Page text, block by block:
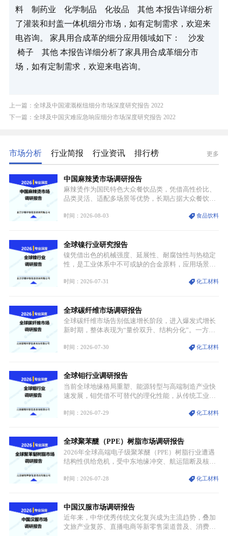
料    制药业    化学制品    化妆品    其他 本报告详细分析
了灌装和封盖一体机细分市场，如有定制需求，欢迎来
电咨询。 家具用合成革的细分应用领域如下：    沙发
椅子    其他 本报告详细分析了家具用合成革细分市
场，如有定制需求，欢迎来电咨询。
上一篇：全球及中国灌溉枢纽细分市场深度研究报告 2022
下一篇：全球及中国灾难应急响应细分市场深度研究报告 2022
市场分析 行业简报 行业资讯 排行榜 更多
中国麻辣烫市场调研报告
麻辣烫作为国民特色大众餐饮品类，凭借高性价比、
品类灵活、适配多场景等优势，长期占据大众餐饮重
型，叠加消费需求升级、线上流量变革、新零售业态
特点，在消费、创业、政策、技术多重驱动下，依旧
具备强劲的发展活力。
时间：2026-08-03 食品饮料
全球镍行业研究报告
镍凭借出色的机械强度、延展性、耐腐蚀性与热稳定
性，是工业体系中不可或缺的合金原料，应用场景横
用价值难以被替代。依托理化优势，镍被全球主要经
型为新能源核心战略矿产，全球产业形成“印尼掌控
资源与产能、中国主导消费与技术、工艺向低碳湿法
迭代、再生镍加速补位”的全新格局。
时间：2026-07-31 化工材料
全球碳纤维市场调研报告
全球碳纤维市场告别低速增长阶段，进入爆发式增长
新时期，整体表现为“量价双升、结构分化”。一方面
持续扩张；另一方面产品、需求、应用场景呈现明显
体规模扩张，高附加值领域与规模化工业应用形成两
大独立增长体系。
时间：2026-07-30 化工材料
全球钼行业调研报告
当前全球地缘格局重塑、能源转型与高端制造产业快
速发展，钼凭借不可替代的理化性能，从传统工业金
需格局重构、价值体系重估的新阶段。钼是典型难熔
贯穿传统工业、高端制造、军工、新能源等多个核心
产业，成为现代工业体系中不可或缺的基础材料。
时间：2026-07-29 化工材料
全球聚苯醚（PPE）树脂市场调研报告
2026年全球高端电子级聚苯醚（PPE）树脂行业遭遇
结构性供给危机，受中东地缘冲突、航运阻断及核心
停产，行业长期维持寡头垄断的供应链格局彻底瓦
价无市”的供给真空，并沿高频覆铜板、PCB电路板向
AI服务器、5G基站等高端电子终端持续传导，全产业
链生产、成本、交付均承受巨大压力。
时间：2026-07-28 化工材料
中国汉服市场调研报告
近年来，中华优秀传统文化复兴成为主流趋势，叠加
文旅产业复苏、直播电商等新零售渠道普及、消费群